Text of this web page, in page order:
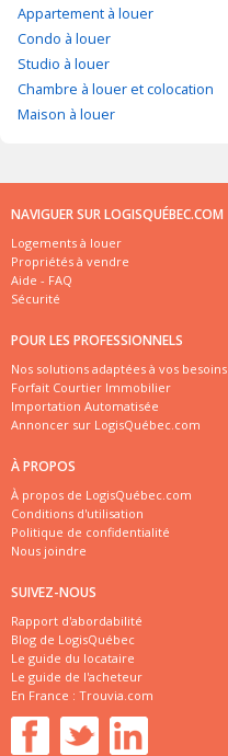
Appartement à louer
Condo à louer
Studio à louer
Chambre à louer et colocation
Maison à louer
NAVIGUER SUR LOGISQUÉBEC.COM
Logements à louer
Propriétés à vendre
Aide - FAQ
Sécurité
POUR LES PROFESSIONNELS
Nos solutions adaptées à vos besoins
Forfait Courtier Immobilier
Importation Automatisée
Annoncer sur LogisQuébec.com
À PROPOS
À propos de LogisQuébec.com
Conditions d'utilisation
Politique de confidentialité
Nous joindre
SUIVEZ-NOUS
Rapport d'abordabilité
Blog de LogisQuébec
Le guide du locataire
Le guide de l'acheteur
En France : Trouvia.com